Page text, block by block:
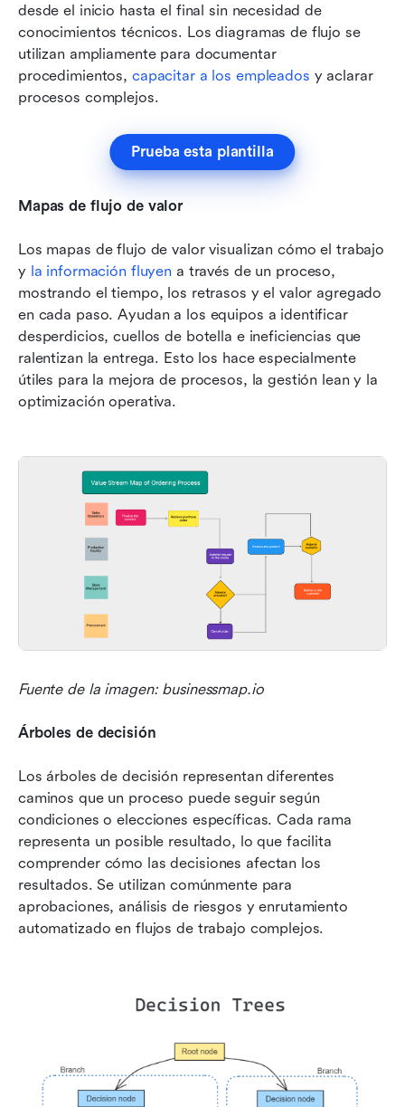
desde el inicio hasta el final sin necesidad de
conocimientos técnicos. Los diagramas de flujo se
utilizan ampliamente para documentar
procedimientos, capacitar a los empleados y aclarar
procesos complejos.
Prueba esta plantilla
Mapas de flujo de valor
Los mapas de flujo de valor visualizan cómo el trabajo
y la información fluyen a través de un proceso,
mostrando el tiempo, los retrasos y el valor agregado
en cada paso. Ayudan a los equipos a identificar
desperdicios, cuellos de botella e ineficiencias que
ralentizan la entrega. Esto los hace especialmente
útiles para la mejora de procesos, la gestión lean y la
optimización operativa.
Fuente de la imagen: businessmap.io
Árboles de decisión
Los árboles de decisión representan diferentes
caminos que un proceso puede seguir según
condiciones o elecciones específicas. Cada rama
representa un posible resultado, lo que facilita
comprender cómo las decisiones afectan los
resultados. Se utilizan comúnmente para
aprobaciones, análisis de riesgos y enrutamiento
automatizado en flujos de trabajo complejos.